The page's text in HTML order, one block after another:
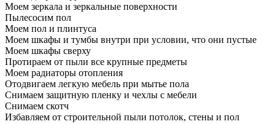
Моем зеркала и зеркальные поверхности
Пылесосим пол
Моем пол и плинтуса
Моем шкафы и тумбы внутри при условии, что они пустые
Моем шкафы сверху
Протираем от пыли все крупные предметы
Моем радиаторы отопления
Отодвигаем легкую мебель при мытье пола
Снимаем защитную пленку и чехлы с мебели
Снимаем скотч
Избавляем от строительной пыли потолок, стены и пол